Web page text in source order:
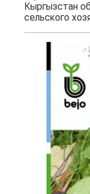
Кыргызстан
сельского